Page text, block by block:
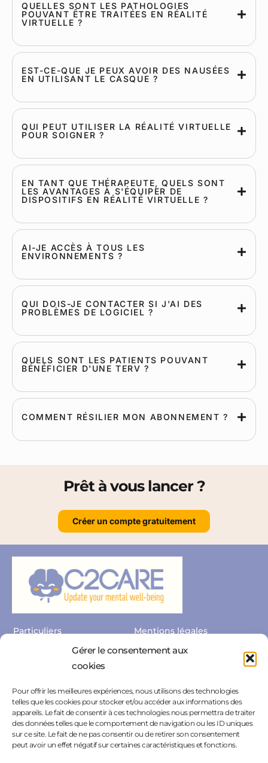
Gérer le consentement aux
cookies
Pour offrir les meilleures expériences, nous utilisons des technologies
telles que les cookies pour stocker et/ou accéder aux informations des
appareils. Le fait de consentir à ces technologies nous permettra de traiter
des données telles que le comportement de navigation ou les ID uniques
sur ce site. Le fait de ne pas consentir ou de retirer son consentement
peut avoir un effet négatif sur certaines caractéristiques et fonctions.
QUELLES SONT LES PATHOLOGIES
POUVANT ÊTRE TRAITÉES EN RÉALITÉ
VIRTUELLE ?
EST-CE-QUE JE PEUX AVOIR DES NAUSÉES
EN UTILISANT LE CASQUE ?
QUI PEUT UTILISER LA RÉALITÉ VIRTUELLE
POUR SOIGNER ?
EN TANT QUE THÉRAPEUTE, QUELS SONT
LES AVANTAGES À S'ÉQUIPER DE
DISPOSITIFS EN RÉALITÉ VIRTUELLE ?
AI-JE ACCÈS À TOUS LES
ENVIRONNEMENTS ?
QUI DOIS-JE CONTACTER SI J'AI DES
PROBLÈMES DE LOGICIEL ?
QUELS SONT LES PATIENTS POUVANT
BÉNÉFICIER D'UNE TERV ?
COMMENT RÉSILIER MON ABONNEMENT ?
Prêt à vous lancer ?
Créer un compte gratuitement
Particuliers
Professionnels
Nous rejoindre
Résiliation
Mentions légales
Politique de confidentialité
Politique de cookies